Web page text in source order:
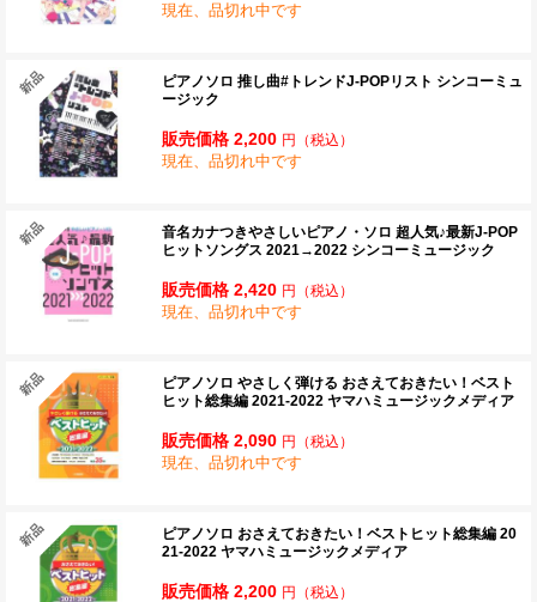
現在、品切れ中です
ピアノソロ 推し曲#トレンドJ-POPリスト シンコーミュ
ージック
販売価格 2,200 円 （税込）
現在、品切れ中です
音名カナつきやさしいピアノ・ソロ 超人気♪最新J-POP
ヒットソングス 2021→2022 シンコーミュージック
販売価格 2,420 円 （税込）
現在、品切れ中です
ピアノソロ やさしく弾ける おさえておきたい！ベスト
ヒット総集編 2021-2022 ヤマハミュージックメディア
販売価格 2,090 円 （税込）
現在、品切れ中です
ピアノソロ おさえておきたい！ベストヒット総集編 20
21-2022 ヤマハミュージックメディア
販売価格 2,200 円 （税込）